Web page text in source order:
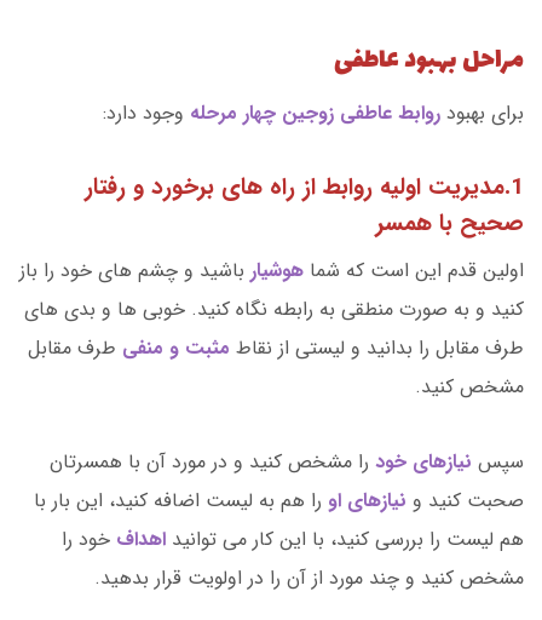
مراحل بهبود عاطفی
برای بهبود روابط عاطفی زوجین چهار مرحله وجود دارد:
1.مدیریت اولیه روابط از راه های برخورد و رفتار
صحیح با همسر
اولین قدم این است که شما هوشیار باشید و چشم های خود را باز
کنید و به صورت منطقی به رابطه نگاه کنید. خوبی ها و بدی های
طرف مقابل را بدانید و لیستی از نقاط مثبت و منفی طرف مقابل
مشخص کنید.
سپس نیازهای خود را مشخص کنید و در مورد آن با همسرتان
صحبت کنید و نیازهای او را هم به لیست اضافه کنید، این بار با
هم لیست را بررسی کنید، با این کار می توانید اهداف خود را
مشخص کنید و چند مورد از آن را در اولویت قرار بدهید.